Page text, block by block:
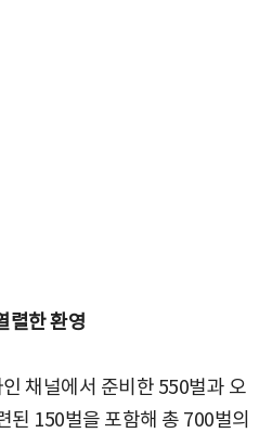
렬한 환영
채널에서 준비한 550벌과 오
된 150벌을 포함해 총 700벌의